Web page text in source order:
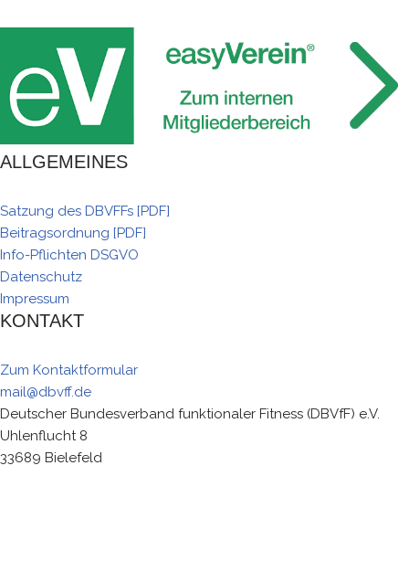
ALLGEMEINES
Satzung des DBVFFs [PDF]
Beitragsordnung [PDF]
Info-Pflichten DSGVO
Datenschutz
Impressum
KONTAKT
Zum Kontaktformular
mail@dbvff.de
Deutscher Bundesverband funktionaler Fitness (DBVfF) e.V.
Uhlenflucht 8
33689 Bielefeld